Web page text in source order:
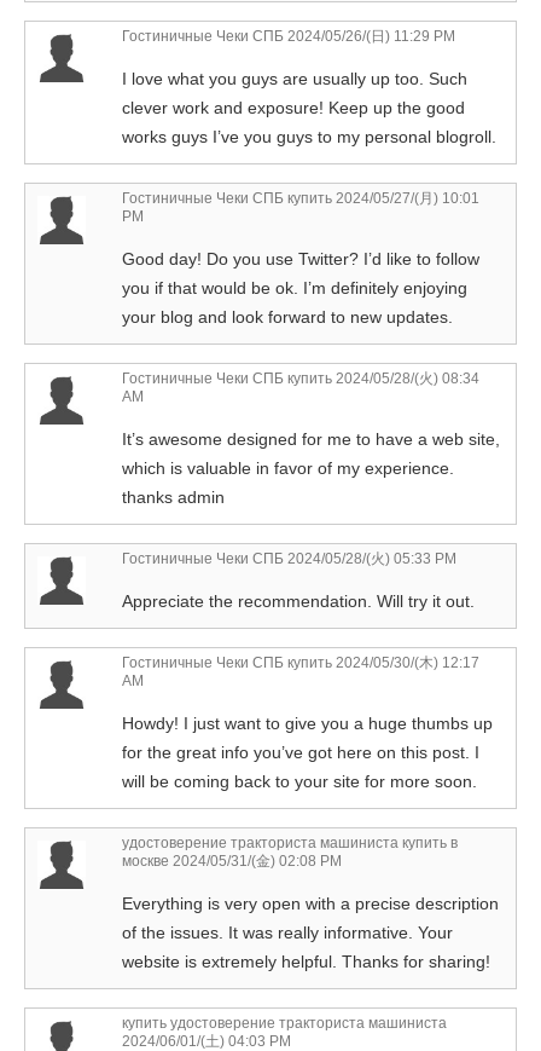
Гостиничные Чеки СПБ 2024/05/26/(日) 11:29 PM
I love what you guys are usually up too. Such
clever work and exposure! Keep up the good
works guys I’ve you guys to my personal blogroll.
Гостиничные Чеки СПБ купить 2024/05/27/(月) 10:01
PM
Good day! Do you use Twitter? I’d like to follow
you if that would be ok. I’m definitely enjoying
your blog and look forward to new updates.
Гостиничные Чеки СПБ купить 2024/05/28/(火) 08:34
AM
It’s awesome designed for me to have a web site,
which is valuable in favor of my experience.
thanks admin
Гостиничные Чеки СПБ 2024/05/28/(火) 05:33 PM
Appreciate the recommendation. Will try it out.
Гостиничные Чеки СПБ купить 2024/05/30/(木) 12:17
AM
Howdy! I just want to give you a huge thumbs up
for the great info you’ve got here on this post. I
will be coming back to your site for more soon.
удостоверение тракториста машиниста купить в
москве 2024/05/31/(金) 02:08 PM
Everything is very open with a precise description
of the issues. It was really informative. Your
website is extremely helpful. Thanks for sharing!
купить удостоверение тракториста машиниста
2024/06/01/(土) 04:03 PM